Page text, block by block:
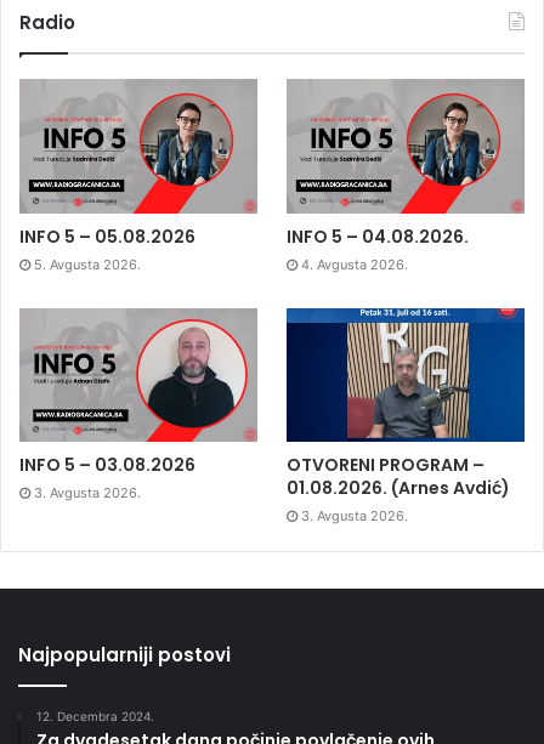
Radio
INFO 5 – 05.08.2026
5. Avgusta 2026.
INFO 5 – 04.08.2026.
4. Avgusta 2026.
INFO 5 – 03.08.2026
3. Avgusta 2026.
OTVORENI PROGRAM –
01.08.2026. (Arnes Avdić)
3. Avgusta 2026.
Najpopularniji postovi
12. Decembra 2024.